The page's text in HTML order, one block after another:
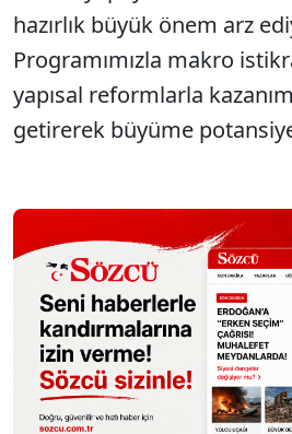
hazırlık büyük önem arz
Programımızla makro
yapısal reformlarla
getirerek büyüme